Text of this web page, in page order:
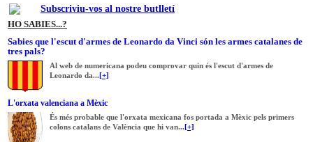
Subscriviu-vos al nostre butlletí
HO SABIES...?
Sabies que l'escut d'armes de Leonardo da Vinci són les armes catalanes de
tres pals?
Al web de numericana podeu comprovar quin és l'escut d'armes de
Leonardo da...[+]
L'orxata valenciana a Mèxic
És més probable que l'orxata mexicana fos portada a Mèxic pels primers
colons catalans de València que hi van...[+]